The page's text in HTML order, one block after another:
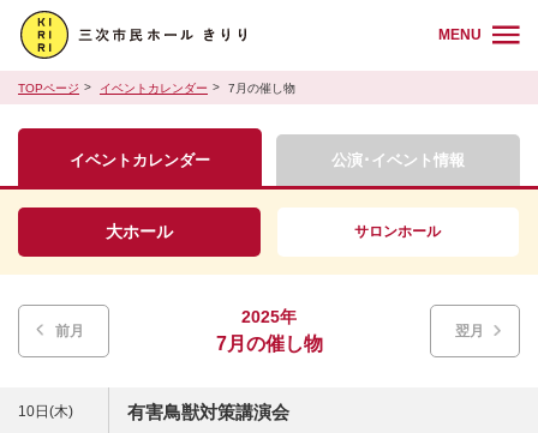
MENU
TOPページ イベントカレンダー 7月の催し物
イベントカレンダー 公演･イベント情報
大ホール サロンホール
翌月
前月
2025年
7月の催し物
10日(木) 有害鳥獣対策講演会